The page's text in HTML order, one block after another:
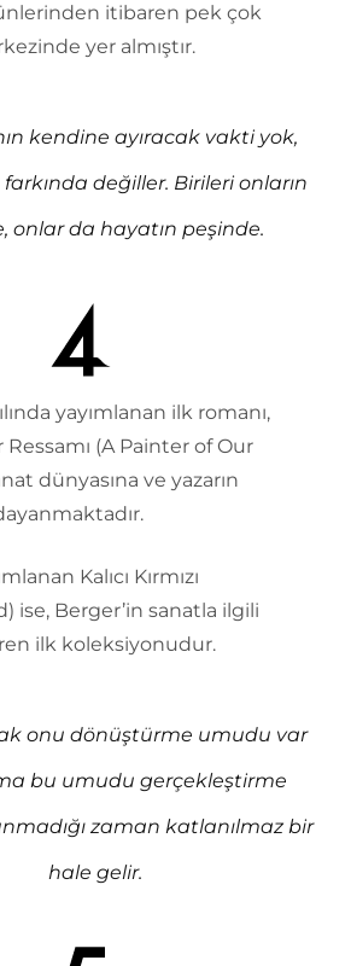
itibaren pek çok
yer almıştır.
kendine ayıracak vakti yok,
değiller. Birileri onların
onlar da hayatın peşinde.
yayımlanan ilk romanı,
Ressamı (A Painter of Our
dünyasına ve yazarın
Kalıcı Kırmızı
ise, Berger’in sanatla ilgili
ilk koleksiyonudur.
onu dönüştürme umudu var
bu umudu gerçekleştirme
zaman katlanılmaz bir
hale gelir.